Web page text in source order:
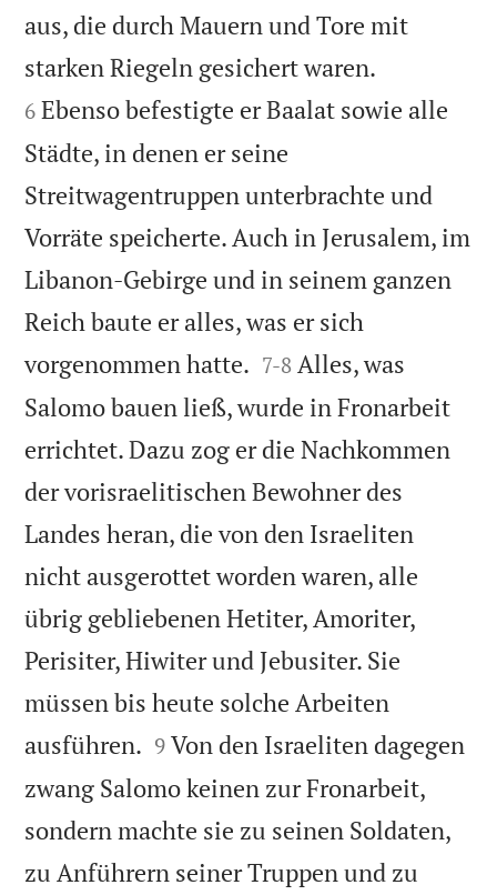
aus, die durch Mauern und Tore mit
starken Riegeln gesichert waren.
6 Ebenso befestigte er Baalat sowie alle
Städte, in denen er seine
Streitwagentruppen unterbrachte und
Vorräte speicherte. Auch in Jerusalem, im
Libanon-Gebirge und in seinem ganzen
Reich baute er alles, was er sich
vorgenommen hatte. 

7-8 Alles, was
Salomo bauen ließ, wurde in Fronarbeit
errichtet. Dazu zog er die Nachkommen
der vorisraelitischen Bewohner des
Landes heran, die von den Israeliten
nicht ausgerottet worden waren, alle
übrig gebliebenen Hetiter, Amoriter,
Perisiter, Hiwiter und Jebusiter. Sie
müssen bis heute solche Arbeiten
ausführen. 

9 Von den Israeliten dagegen
zwang Salomo keinen zur Fronarbeit,
sondern machte sie zu seinen Soldaten,
zu Anführern seiner Truppen und zu